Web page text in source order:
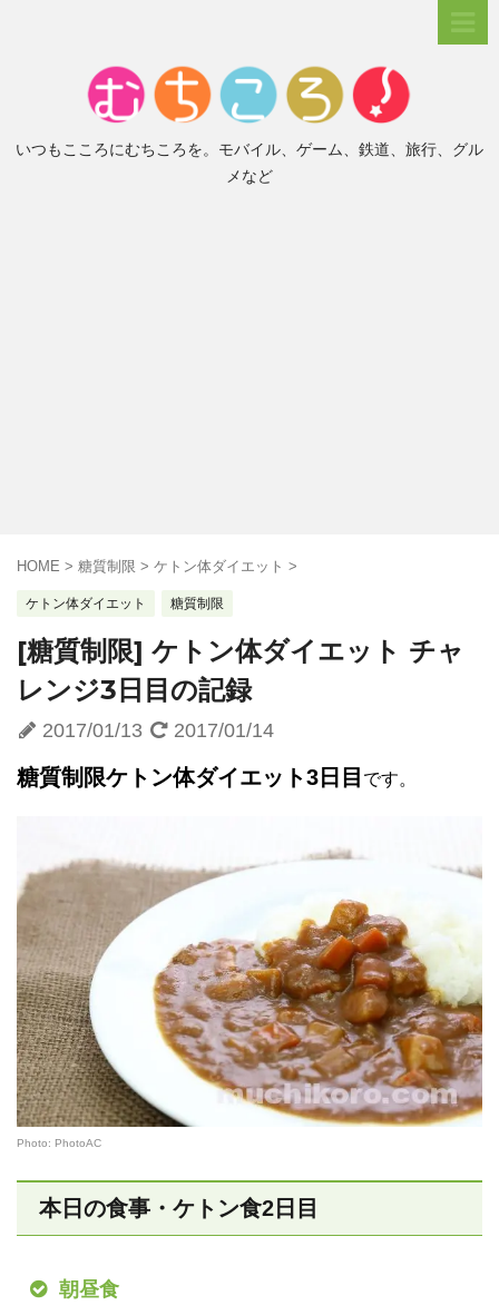
いつもこころにむちころを。モバイル、ゲーム、鉄道、旅行、グル
メなど
HOME > 糖質制限 > ケトン体ダイエット >
ケトン体ダイエット 糖質制限
[糖質制限] ケトン体ダイエット チャ
レンジ3日目の記録
2017/01/13 2017/01/14
糖質制限ケトン体ダイエット3日目 です。
Photo: PhotoAC
本日の食事・ケトン食2日目
朝昼食